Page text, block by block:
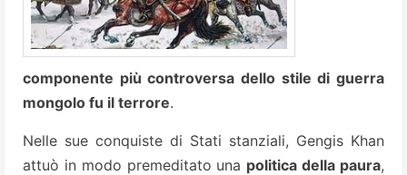
componente più controversa dello stile di guerra
mongolo fu il terrore.
Nelle sue conquiste di Stati stanziali, Gengis Khan
attuò in modo premeditato una politica della paura,